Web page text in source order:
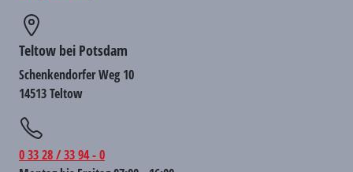
Teltow bei Potsdam
Schenkendorfer Weg 10
14513 Teltow
0 33 28 / 33 94 - 0